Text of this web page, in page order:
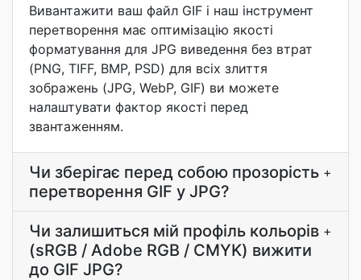
Вивантажити ваш файл GIF і наш інструмент
перетворення має оптимізацію якості
форматування для JPG виведення без втрат
(PNG, TIFF, BMP, PSD) для всіх злиття
зображень (JPG, WebP, GIF) ви можете
налаштувати фактор якості перед
звантаженням.
Чи зберігає перед собою прозорість
перетворення GIF у JPG?
+
Чи залишиться мій профіль кольорів
(sRGB / Adobe RGB / CMYK) вижити
до GIF JPG?
+